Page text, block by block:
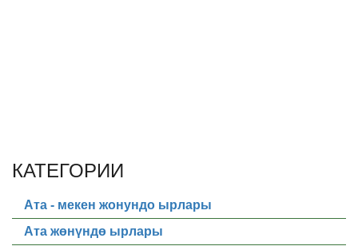
КАТЕГОРИИ
Ата - мекен жонундо ырлары
Ата жөнүндө ырлары